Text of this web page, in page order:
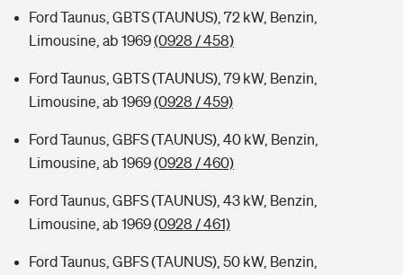
Ford Taunus, GBTS (TAUNUS), 72 kW, Benzin,
Limousine, ab 1969(0928 / 458)
Ford Taunus, GBTS (TAUNUS), 79 kW, Benzin,
Limousine, ab 1969(0928 / 459)
Ford Taunus, GBFS (TAUNUS), 40 kW, Benzin,
Limousine, ab 1969(0928 / 460)
Ford Taunus, GBFS (TAUNUS), 43 kW, Benzin,
Limousine, ab 1969(0928 / 461)
Ford Taunus, GBFS (TAUNUS), 50 kW, Benzin,